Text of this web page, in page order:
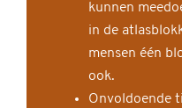
kunnen
in de
mensen één
ook.
Onvoldoende